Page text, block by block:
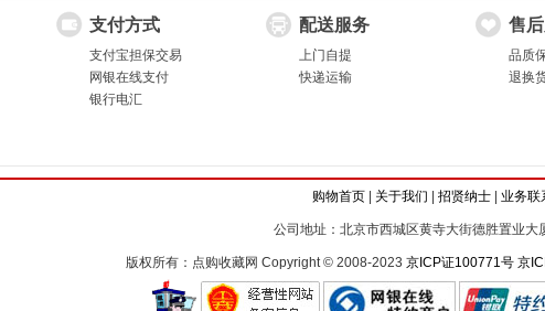
支付方式
支付宝担保交易
网银在线支付
银行电汇
配送服务
上门自提
快递运输
售
品质
退换
购物首页 关于我们 招贤纳士 业务联
公司地址：北京市西城区黄寺大街德胜置业大
版权所有：点购收藏网 Copyright © 2008-2023 京ICP证100771号 京